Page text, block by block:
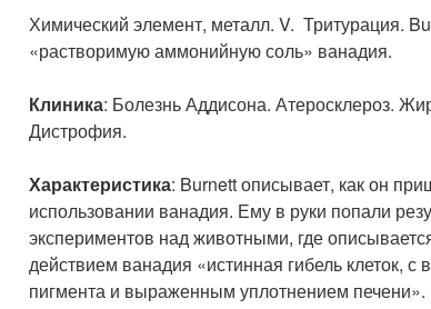
Химический элемент, металл. V. Тритурация.
«растворимую аммонийную соль» ванадия.
Клиника: Болезнь Аддисона. Атеросклероз.
Дистрофия.
Характеристика: Burnett описывает, как он
использовании ванадия. Ему в руки попали
экспериментов над животными, где
действием ванадия «истинная гибель клеток,
пигмента и выраженным уплотнением печени».